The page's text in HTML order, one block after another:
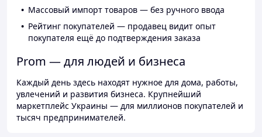
Массовый импорт товаров — без ручного ввода
Рейтинг покупателей — продавец видит опыт
покупателя ещё до подтверждения заказа
Prom — для людей и бизнеса
Каждый день здесь находят нужное для дома, работы,
увлечений и развития бизнеса. Крупнейший
маркетплейс Украины — для миллионов покупателей и
тысяч предпринимателей.